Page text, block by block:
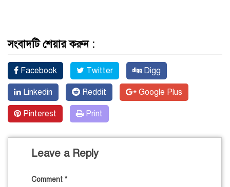
সংবাদটি শেয়ার করুন :
Facebook Twitter Digg
Linkedin Reddit Google Plus
Pinterest Print
Leave a Reply
Comment *